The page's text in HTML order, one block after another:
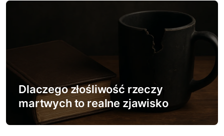
a
Dlaczego złośliwość rzeczy
martwych to realne zjawisko